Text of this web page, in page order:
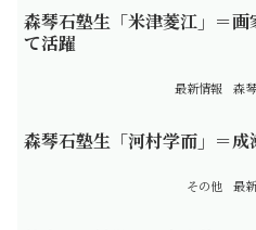
森琴石塾生「米津菱江」＝
て活躍
最新情報
森
森琴石塾生「河村学而」＝
その他
最